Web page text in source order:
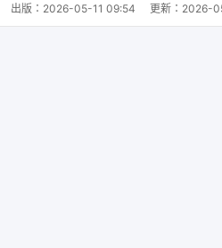
出版： 2026-05-11 09:54 更新： 2026-